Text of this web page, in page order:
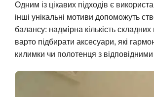
Одним із цікавих підходів є
інші унікальні мотиви допоможуть
балансу: надмірна кількість
варто підбирати аксесуари, які
килимки чи полотенця з